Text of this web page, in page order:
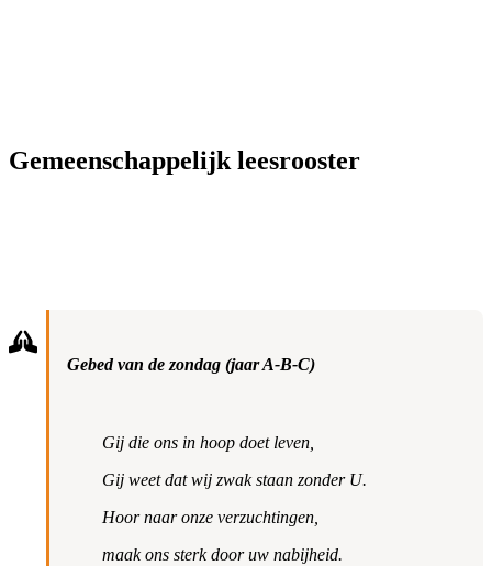
Gemeenschappelijk leesrooster
Gebed van de zondag (jaar A-B-C)
Gij die ons in hoop doet leven,
Gij weet dat wij zwak staan zonder U.
Hoor naar onze verzuchtingen,
maak ons sterk door uw nabijheid.